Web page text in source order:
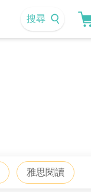
搜尋
雅思閱讀